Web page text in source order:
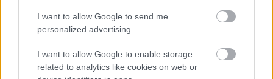
I want to allow Google to send me
personalized advertising.
I want to allow Google to enable storage
related to analytics like cookies on web or